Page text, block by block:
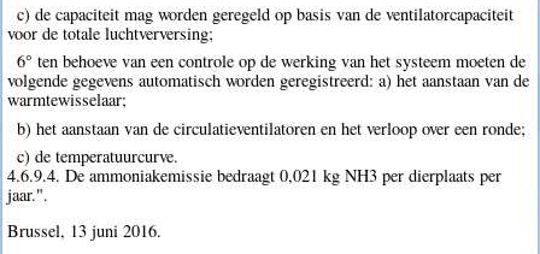
c) de capaciteit mag worden geregeld op basis van de ventilatorcapaciteit
voor de totale luchtverversing;
6° ten behoeve van een controle op de werking van het systeem moeten de
volgende gegevens automatisch worden geregistreerd: a) het aanstaan van de
warmtewisselaar;
b) het aanstaan van de circulatieventilatoren en het verloop over een ronde;
c) de temperatuurcurve.
4.6.9.4. De ammoniakemissie bedraagt 0,021 kg NH3 per dierplaats per
jaar.".
Brussel, 13 juni 2016.